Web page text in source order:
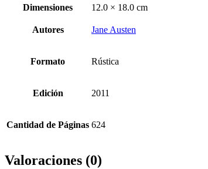
Dimensiones
12.0 × 18.0 cm
Autores Jane Austen
Formato Rústica
Edición 2011
Cantidad de Páginas 624
Valoraciones (0)